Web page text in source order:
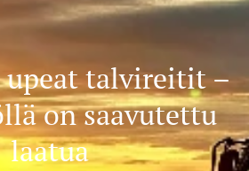
upeat talvireitit –
on saavutettu
laatua